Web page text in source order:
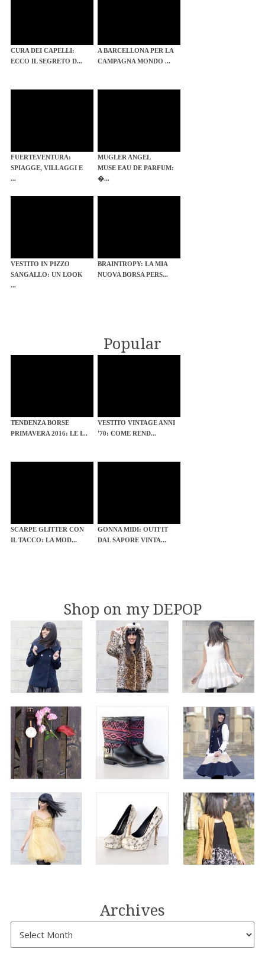
CURA DEI CAPELLI:
ECCO IL SEGRETO D...
A BARCELLONA PER LA
CAMPAGNA MONDO ...
FUERTEVENTURA:
SPIAGGE, VILLAGGI E
...
MUGLER ANGEL
MUSE EAU DE PARFUM:
�...
VESTITO IN PIZZO
SANGALLO: UN LOOK
...
BRAINTROPY: LA MIA
NUOVA BORSA PERS...
Popular
TENDENZA BORSE
PRIMAVERA 2016: LE I...
VESTITO VINTAGE ANNI
'70: COME REND...
SCARPE GLITTER CON
IL TACCO: LA MOD...
GONNA MIDI: OUTFIT
DAL SAPORE VINTA...
Shop on my DEPOP
Archives